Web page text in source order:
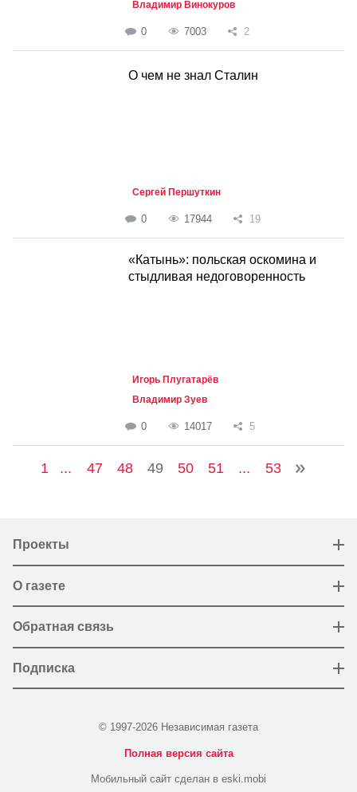
Владимир Винокуров
0 7003 2
О чем не знал Сталин
Сергей Першуткин
0 17944 19
«Катынь»: польская оскомина и
стыдливая недоговоренность
Игорь Плугатарёв
Владимир Зуев
0 14017 5
1 ... 47 48 49 50 51 ... 53
Проекты
О газете
Обратная связь
Подписка
© 1997-2026 Независимая газета
Полная версия сайта
Мобильный сайт сделан в eski.mobi